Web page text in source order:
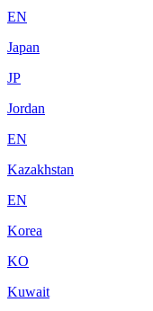
EN
Japan
JP
Jordan
EN
Kazakhstan
EN
Korea
KO
Kuwait